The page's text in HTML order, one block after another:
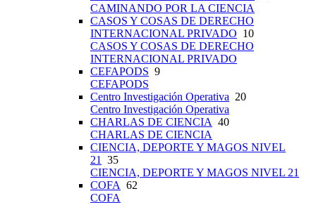
CAMINANDO POR LA CIENCIA
CASOS Y COSAS DE DERECHO
INTERNACIONAL PRIVADO 10
CASOS Y COSAS DE DERECHO
INTERNACIONAL PRIVADO
CEFAPODS 9
CEFAPODS
Centro Investigación Operativa 20
Centro Investigación Operativa
CHARLAS DE CIENCIA 40
CHARLAS DE CIENCIA
CIENCIA, DEPORTE Y MAGOS NIVEL
21 35
CIENCIA, DEPORTE Y MAGOS NIVEL 21
COFA 62
COFA